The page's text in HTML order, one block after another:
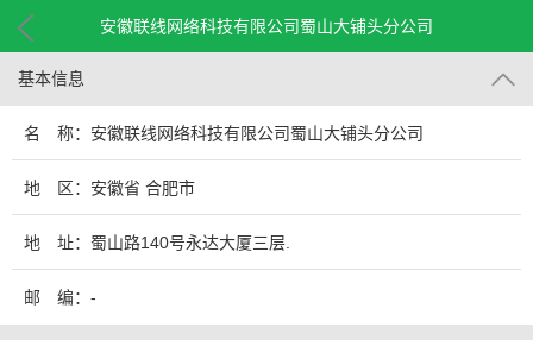
安徽联线网络科技有限公司蜀山大铺头分公司
基本信息
名 称：安徽联线网络科技有限公司蜀山大铺头分公司
地 区：安徽省 合肥市
地 址：蜀山路140号永达大厦三层.
邮 编：-